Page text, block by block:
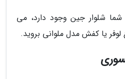
شلوار جین وجود دارد، می
یا کفش مدل ملوانی بروید.